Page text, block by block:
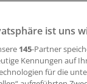
05:00
ist uns
145-Partner
Kennungen auf
für die